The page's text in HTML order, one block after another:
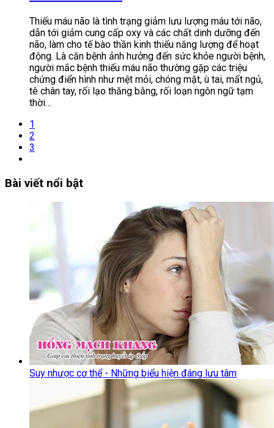
Thiếu máu não là tình trạng giảm lưu lượng máu tới não,
dẫn tới giảm cung cấp oxy và các chất dinh dưỡng đến
não, làm cho tế bào thần kinh thiếu năng lượng để hoạt
động. Là căn bệnh ảnh hưởng đến sức khỏe người bệnh,
người mắc bệnh thiếu máu não thường gặp các triệu
chứng điển hình như mệt mỏi, chóng mặt, ù tai, mất ngủ,
tê chân tay, rối lạo thăng bằng, rối loạn ngôn ngữ tạm
thời…
1
2
3
Bài viết nổi bật
Suy nhược cơ thể - Những biểu hiện đáng lưu tâm